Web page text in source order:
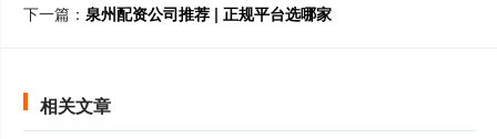
下一篇： 泉州配资公司推荐 | 正规平台选哪家
相关文章